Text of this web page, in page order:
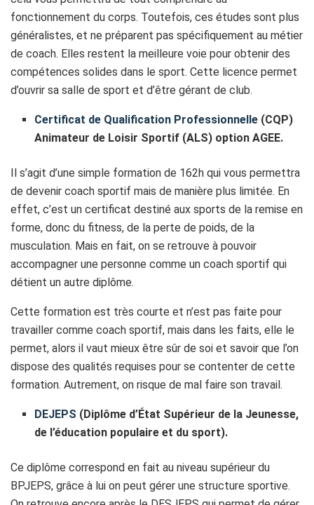
fonctionnement du corps. Toutefois, ces études sont plus
généralistes, et ne préparent pas spécifiquement au métier
de coach. Elles restent la meilleure voie pour obtenir des
compétences solides dans le sport. Cette licence permet
d’ouvrir sa salle de sport et d’être gérant de club.
Certificat de Qualification Professionnelle (CQP)
Animateur de Loisir Sportif (ALS) option AGEE.
Il s’agit d’une simple formation de 162h qui vous permettra
de devenir coach sportif mais de manière plus limitée. En
effet, c’est un certificat destiné aux sports de la remise en
forme, donc du fitness, de la perte de poids, de la
musculation. Mais en fait, on se retrouve à pouvoir
accompagner une personne comme un coach sportif qui
détient un autre diplôme.
Cette formation est très courte et n’est pas faite pour
travailler comme coach sportif, mais dans les faits, elle le
permet, alors il vaut mieux être sûr de soi et savoir que l’on
dispose des qualités requises pour se contenter de cette
formation. Autrement, on risque de mal faire son travail.
DEJEPS (Diplôme d’État Supérieur de la Jeunesse,
de l’éducation populaire et du sport).
Ce diplôme correspond en fait au niveau supérieur du
BPJEPS, grâce à lui on peut gérer une structure sportive.